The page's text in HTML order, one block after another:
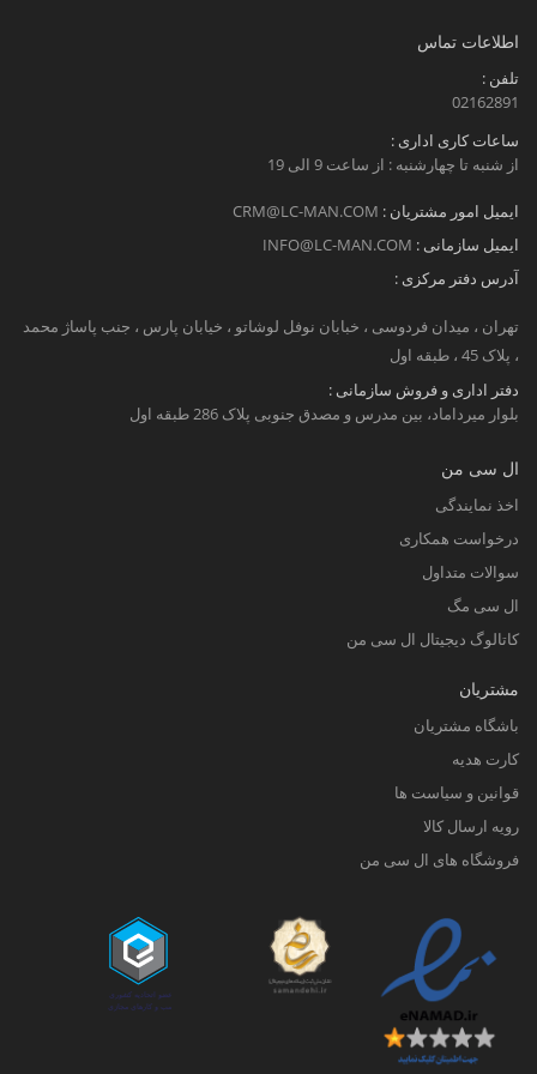
اطلاعات تماس
تلفن :
02162891
ساعات کاری اداری :
از شنبه تا چهارشنبه : از ساعت 9 الی 19
ایمیل امور مشتریان : CRM@LC-MAN.COM
ایمیل سازمانی : INFO@LC-MAN.COM
آدرس دفتر مرکزی :
تهران ، میدان فردوسی ، خبابان نوفل لوشاتو ، خیابان پارس ، جنب پاساژ محمد
، پلاک 45 ، طبقه اول
دفتر اداری و فروش سازمانی :
بلوار میرداماد، بین مدرس و مصدق جنوبی پلاک 286 طبقه اول
ال سی من
اخذ نمایندگی
درخواست همکاری
سوالات متداول
ال سی مگ
کاتالوگ دیجیتال ال سی من
مشتریان
باشگاه مشتریان
کارت هدیه
قوانین و سیاست ها
رویه ارسال کالا
فروشگاه های ال سی من